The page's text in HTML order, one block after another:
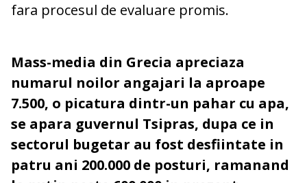
fara procesul de evaluare promis.
Mass-media din Grecia apreciaza
numarul noilor angajari la aproape
7.500, o picatura dintr-un pahar cu apa,
se apara guvernul Tsipras, dupa ce in
sectorul bugetar au fost desfiintate in
patru ani 200.000 de posturi, ramanand